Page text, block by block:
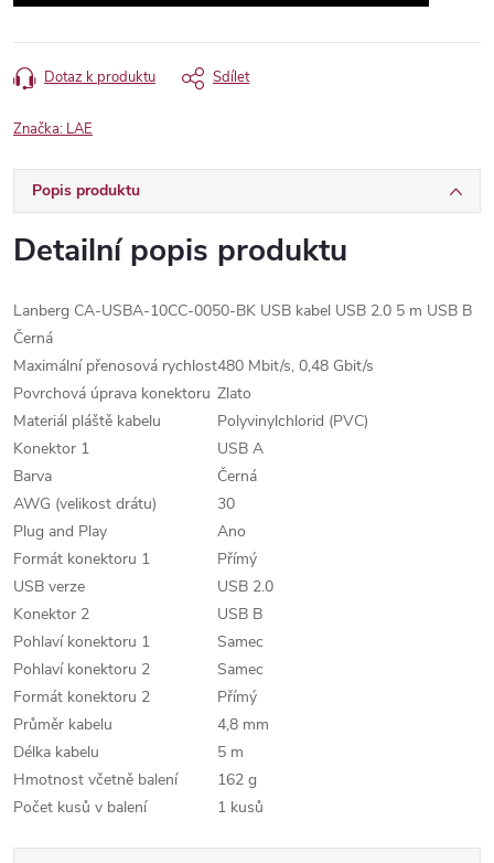
Dotaz k produktu Sdílet
Značka: LAE
Popis produktu
Detailní popis produktu
Lanberg CA-USBA-10CC-0050-BK USB kabel USB 2.0 5 m USB B
Černá
Maximální přenosová rychlost480 Mbit/s, 0,48 Gbit/s
Povrchová úprava konektoru Zlato
Materiál pláště kabelu
Polyvinylchlorid (PVC)
Konektor 1
USB A
Barva
Černá
AWG (velikost drátu)
30
Plug and Play
Ano
Formát konektoru 1
Přímý
USB verze
USB 2.0
Konektor 2
USB B
Pohlaví konektoru 1
Samec
Pohlaví konektoru 2
Samec
Formát konektoru 2
Přímý
Průměr kabelu
4,8 mm
Délka kabelu
5 m
Hmotnost včetně balení
162 g
Počet kusů v balení
1 kusů